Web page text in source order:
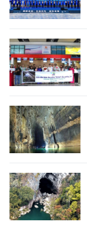
RADIO
MEDIA CENTER
E-Magazine
Video
Media Chính
Media Kinh tế
Media Xã hội
Media Pháp luật